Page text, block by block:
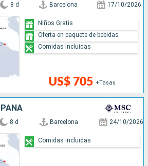
8 d Barcelona 17/10/2026
US$ 705 +Tasas
Niños Gratis
Oferta en paquete de bebidas
Comidas incluidas
8 d Barcelona 24/10/2026
Comidas incluidas